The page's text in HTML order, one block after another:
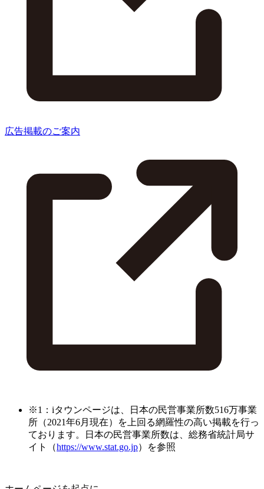
広告掲載のご案内
※1：iタウンページは、日本の民営事業所数516万事業
所（2021年6月現在）を上回る網羅性の高い掲載を行っ
ております。日本の民営事業所数は、総務省統計局サ
イト（https://www.stat.go.jp）を参照